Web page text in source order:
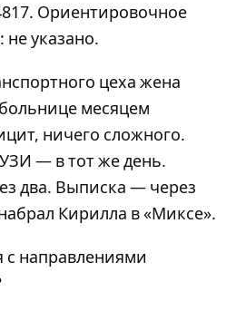
Ориентировочное
указано.
цеха жена
месяцем
ничего сложного.
— в тот же день.
два. Выписка — через
Кирилла в «Миксе».
направлениями